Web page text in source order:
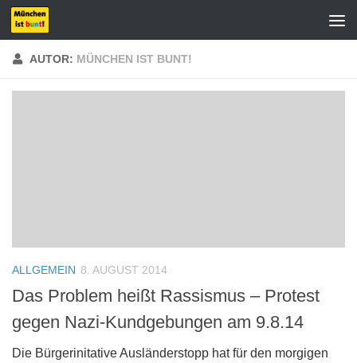
Zum Inhalt springen
AUTOR: MÜNCHEN IST BUNT!
ALLGEMEIN 8. AUGUST 2014
Das Problem heißt Rassismus – Protest
gegen Nazi-Kundgebungen am 9.8.14
Die Bürgerinitative Ausländerstopp hat für den morgigen